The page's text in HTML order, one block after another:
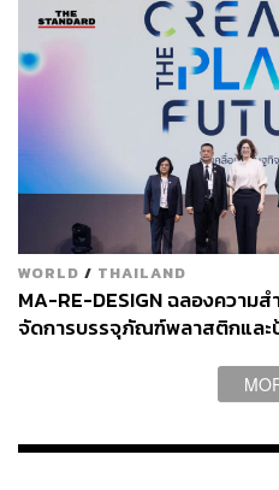
WORLD / THAILAND
MA-RE-DESIGN ฉลองความส
จัดการบรรจุภัณฑ์พลาสติกและป้